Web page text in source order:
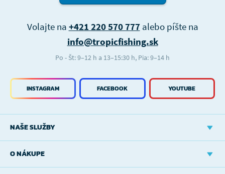
NAŠE SLUŽBY
O NÁKUPE
INSTAGRAM FACEBOOK YOUTUBE
Volajte na +421 220 570 777alebo píšte na
info@tropicfishing.sk
Po - Št: 9–12 h a 13–15:30 h, Pia: 9–14 h